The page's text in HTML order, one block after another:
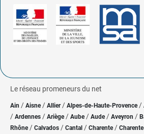
Le réseau promeneurs du net
Ain / Aisne/ Allier/ Alpes-de-Haute-Provence /
/ Ardennes / Ariège/ Aube/ Aude / Aveyron /
Rhône/ Calvados / Cantal / Charente /